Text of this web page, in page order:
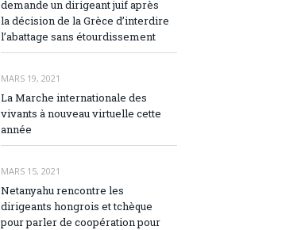
demande un dirigeant juif après
la décision de la Grèce d’interdire
l’abattage sans étourdissement
MARS 19, 2021
La Marche internationale des
vivants à nouveau virtuelle cette
année
MARS 15, 2021
Netanyahu rencontre les
dirigeants hongrois et tchèque
pour parler de coopération pour